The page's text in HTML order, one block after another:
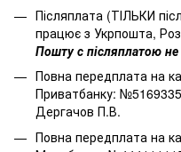
Післяплата (ТІЛЬКИ
працює з Укрпошта,
Пошту с післяплатою
Повна передплата на
Приватбанку:
Дергачов П.В.
Повна передплата на